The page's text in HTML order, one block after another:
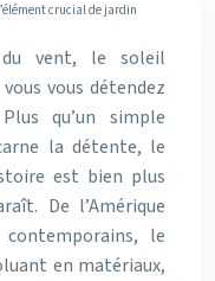
crucial de jardin
du vent, le soleil
vous détendez
qu’un simple
la détente, le
est bien plus
De l’Amérique
le
en matériaux,